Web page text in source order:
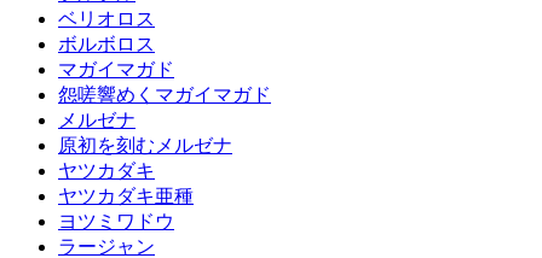
ベリオロス
ボルボロス
マガイマガド
怨嗟響めくマガイマガド
メルゼナ
原初を刻むメルゼナ
ヤツカダキ
ヤツカダキ亜種
ヨツミワドウ
ラージャン